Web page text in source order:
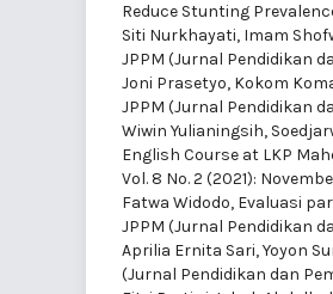
Reduce Stunting
Siti Nurkhayati, Imam
JPPM (Jurnal Pendidikan
Joni Prasetyo, Kokom
JPPM (Jurnal Pendidikan
Wiwin Yulianingsih,
English Course at LKP
Vol. 8 No. 2 (2021):
Fatwa Widodo, Evaluasi
JPPM (Jurnal Pendidikan
Aprilia Ernita Sari, Yoyon
(Jurnal Pendidikan dan